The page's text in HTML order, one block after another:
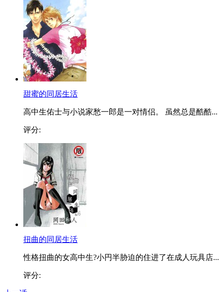
甜蜜的同居生活
高中生佑士与小说家愁一郎是一对情侣。 虽然总是酷酷...
评分:
扭曲的同居生活
性格扭曲的女高中生?小円半胁迫的住进了在成人玩具店...
评分: